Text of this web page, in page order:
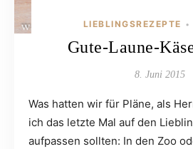
LIEBLINGSREZEPTE •
Gute-Laune-
8. Juni 2015
Was hatten wir für Pläne, als
ich das letzte Mal auf den
aufpassen sollten: In den Zoo